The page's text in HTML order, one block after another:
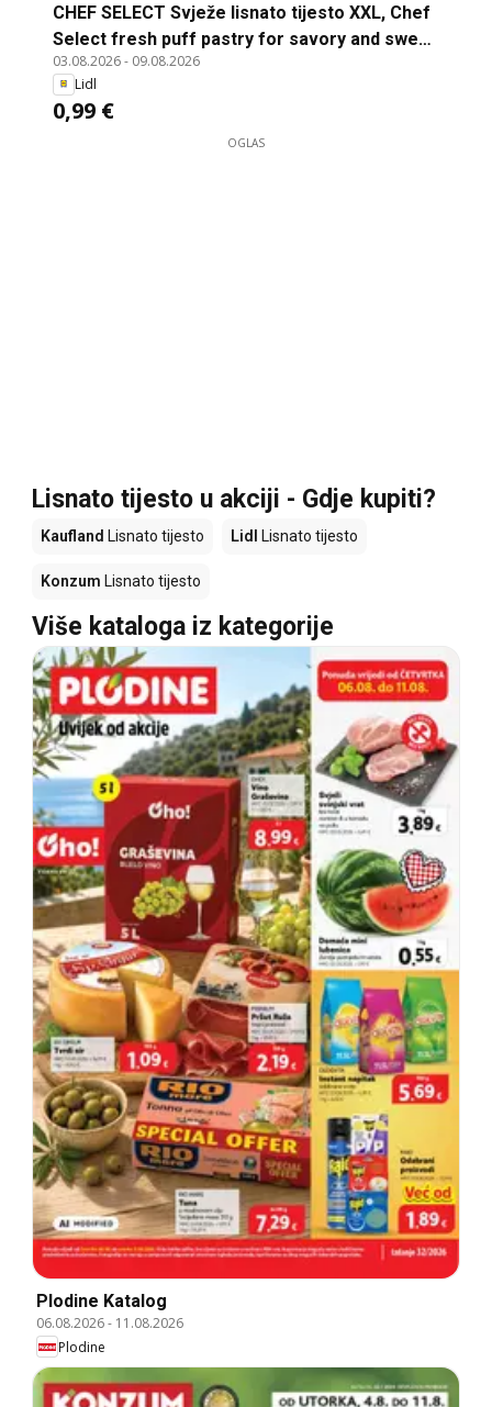
CHEF SELECT Svježe lisnato tijesto XXL, Chef
Select fresh puff pastry for savory and sweet
dishes
03.08.2026- 09.08.2026
Lidl
0,99 €
OGLAS
Lisnato tijesto u akciji - Gdje kupiti?
Kaufland Lisnato tijesto Lidl Lisnato tijesto
Konzum Lisnato tijesto
Više kataloga iz kategorije
Plodine Katalog
06.08.2026- 11.08.2026
Plodine